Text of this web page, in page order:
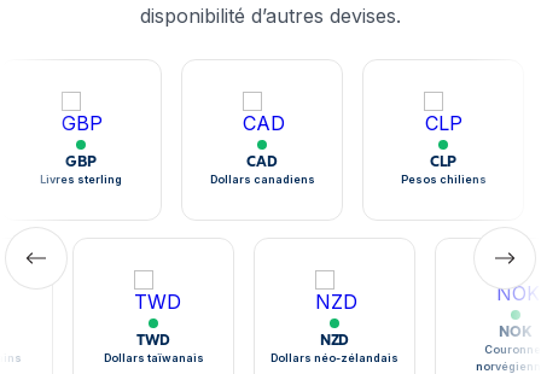
disponibilité d’autres devises.
GBP
Livres sterling
CAD
Dollars canadiens
CLP
Pesos chiliens
TWD
Dollars taïwanais
NZD
Dollars néo-zélandais
NOK